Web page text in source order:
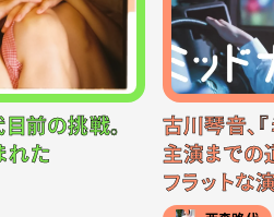
前の挑戦。
れた
古川琴音、
主演までの
フラットな